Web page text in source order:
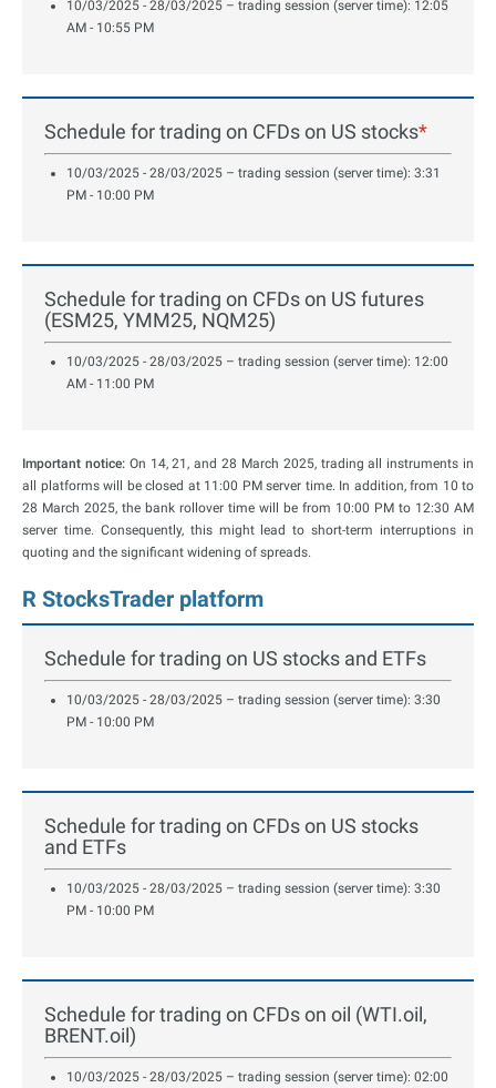
10/03/2025 - 28/03/2025 – trading session (server time): 12:05
AM - 10:55 PM
Schedule for trading on CFDs on US stocks*
10/03/2025 - 28/03/2025 – trading session (server time): 3:31
PM - 10:00 PM
Schedule for trading on CFDs on US futures
(ESM25, YMM25, NQM25)
10/03/2025 - 28/03/2025 – trading session (server time): 12:00
AM - 11:00 PM
Important notice:On 14, 21, and 28 March 2025, trading all instruments in
all platforms will be closed at 11:00 PM server time. In addition, from 10 to
28 March 2025, the bank rollover time will be from 10:00 PM to 12:30 AM
server time. Consequently, this might lead to short-term interruptions in
quoting and the significant widening of spreads.
R StocksTrader platform
Schedule for trading on US stocks and ETFs
10/03/2025 - 28/03/2025 – trading session (server time): 3:30
PM - 10:00 PM
Schedule for trading on CFDs on US stocks
and ETFs
10/03/2025 - 28/03/2025 – trading session (server time): 3:30
PM - 10:00 PM
Schedule for trading on CFDs on oil (WTI.oil,
BRENT.oil)
10/03/2025 - 28/03/2025 – trading session (server time): 02:00